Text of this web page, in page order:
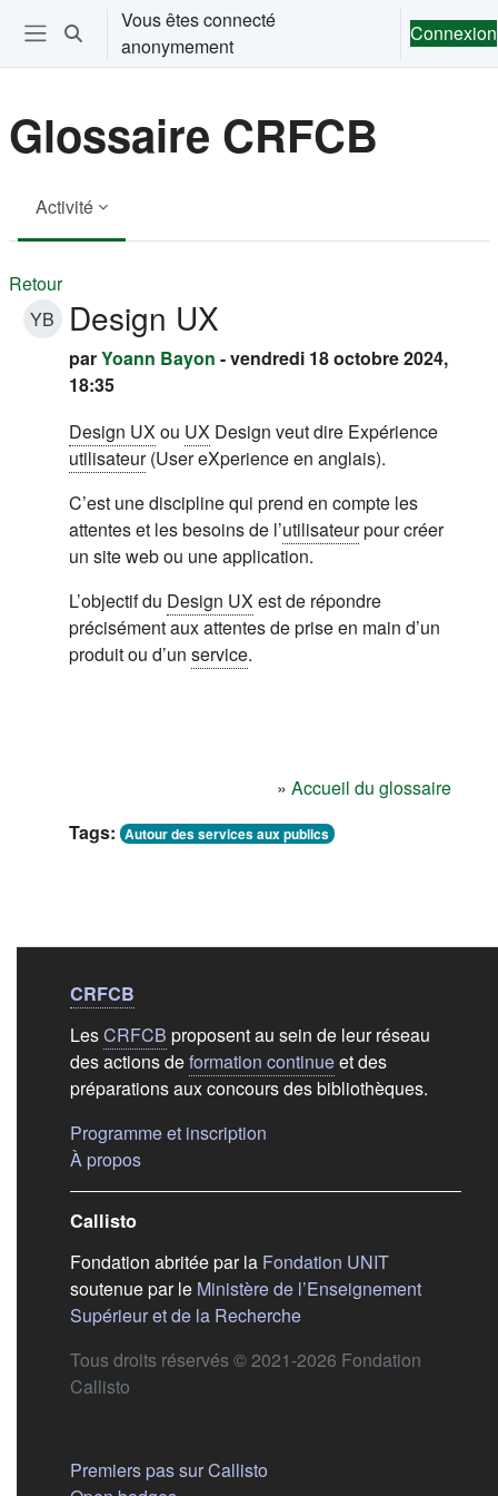
Passer au contenu principal
Ouvrir le menu de navigation
Activer/désactiver la saisie de recherche
Vous êtes connecté
anonymement
Connexion
Glossaire CRFCB
Activité
Retour
YB
Design UX
parYoann Bayon - vendredi 18 octobre 2024,
18:35
Design UX ou UX Design veut dire Expérience
utilisateur(User eXperience en anglais).
C’est une discipline qui prend en compte les
attentes et les besoins de l’utilisateurpour créer
un site web ou une application.
L’objectif du Design UX est de répondre
précisément aux attentes de prise en main d’un
produit ou d’un service.
» Accueil du glossaire
Tags: Autour des services aux publics
Liens de bas de
CRFCB
LesCRFCB proposent au sein de leur réseau
des actions deformation continueet des
préparations aux concours des bibliothèques.
Programme et inscription
À propos(s'ouvre dans un nouvel onglet)
Callisto
Fondation abritée par la Fondation UNIT(s'ouvre
soutenue par le Ministère de l’Enseignement
Supérieur et de la Recherche(s'ouvre dans un nouvel
Tous droits réservés © 2021-2026 Fondation
Callisto
Premiers pas sur Callisto